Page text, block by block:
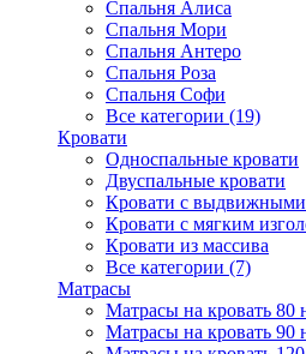
Спальня Алиса
Спальня Мори
Спальня Антеро
Спальня Роза
Спальня Софи
Все категории (19)
Кровати
Односпальные кровати
Двуспальные кровати
Кровати с
Кровати с мягким
Кровати из массива
Все категории (7)
Матрасы
Матрасы на кровать 80
Матрасы на кровать 90